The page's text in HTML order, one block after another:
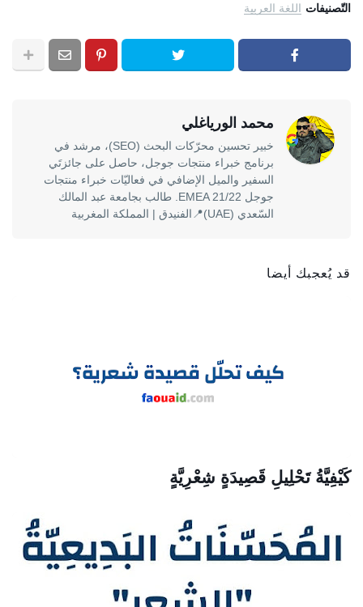
التّصنيفات اللغة العربية
محمد الورياغلي
خبير تحسين محرّكات البحث (SEO)، مرشد في
برنامج خبراء منتجات جوجل، حاصل على جائزتَي
السفير والميل الإضافي في فعاليّات خبراء منتجات
جوجل EMEA 21/22. طالب بجامعة عبد المالك
السّعدي (UAE)📍الفنيدق | المملكة المغربية
قد يُعجبك أيضا
كَيْفِيَّةُ تَحْلِيلِ قَصِيدَةٍ شِعْرِيَّةٍ